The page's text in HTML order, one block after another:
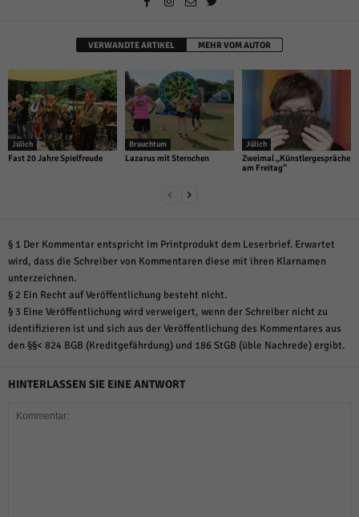
VERWANDTE ARTIKEL MEHR VOM AUTOR
Jülich
Fast 20 Jahre Spielfreude
Brauchtum
Lazarus mit Sternchen
Jülich
Zweimal „Künstlergespräche
am Freitag“
§ 1 Der Kommentar entspricht im Printprodukt dem Leserbrief. Erwartet
wird, dass die Schreiber von Kommentaren diese mit ihren Klarnamen
unterzeichnen.
§ 2 Ein Recht auf Veröffentlichung besteht nicht.
§ 3 Eine Veröffentlichung wird verweigert, wenn der Schreiber nicht zu
identifizieren ist und sich aus der Veröffentlichung des Kommentares aus
den §§< 824 BGB (Kreditgefährdung) und 186 StGB (üble Nachrede) ergibt.
HINTERLASSEN SIE EINE ANTWORT